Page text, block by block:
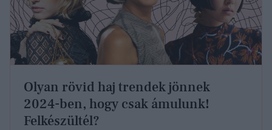
Olyan rövid haj trendek jönnek
2024-ben, hogy csak ámulunk!
Felkészültél?